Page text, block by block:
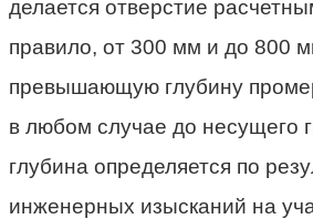
делается отверстие
правило, от 300 мм и до 800
превышающую глубину
в любом случае до несущего
глубина определяется по
инженерных изысканий на